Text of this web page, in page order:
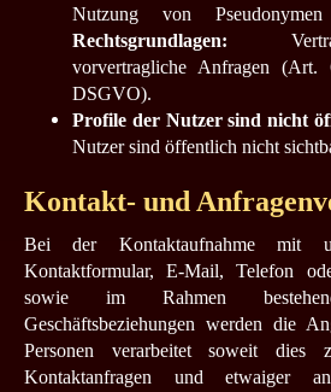
Nutzung von
Rechtsgrundlagen:
vorvertragliche Anfragen
DSGVO).
Profile der Nutzer sind nicht
Nutzer sind öffentlich nicht
Kontakt- und
Bei der Kontaktaufnahme mit
Kontaktformular, E-Mail, Telefon
sowie im Rahmen
Geschäftsbeziehungen werden die
Personen verarbeitet soweit dies
Kontaktanfragen und etwaiger